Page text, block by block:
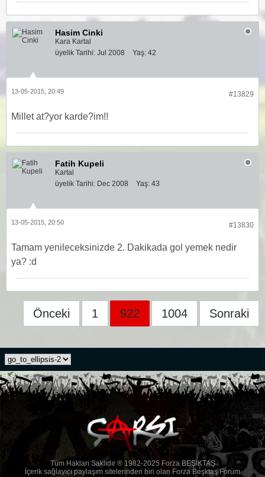
Hasim Cinki
Kara Kartal
üyelik Tarihi: Jul 2008 Yaş: 42
#13829
13-05-2015, 20:49
Millet at?yor karde?im!!
Fatih Kupeli
Kartal
üyelik Tarihi: Dec 2008 Yaş: 43
#13830
13-05-2015, 20:50
Tamam yenileceksinizde 2. Dakikada gol yemek nedir
ya? :d
Önceki 1 922 1004 Sonraki
Tüm Hakları Saklıdır ® 1982-2025 Forza BEŞİKTAŞ
İçerik sağlayıcı paylaşım sitelerinden biri olan Forza Beşktaş Forum